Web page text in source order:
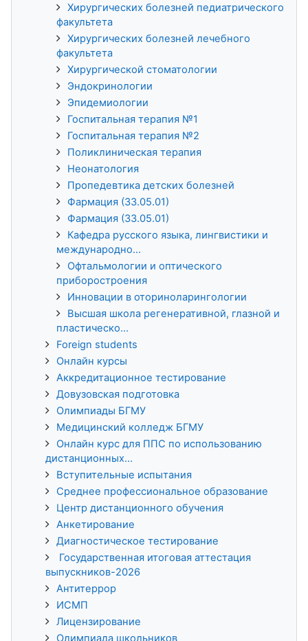
Хирургических болезней педиатрического
факультета
Хирургических болезней лечебного
факультета
Хирургической стоматологии
Эндокринологии
Эпидемиологии
Госпитальная терапия №1
Госпитальная терапия №2
Поликлиническая терапия
Неонатология
Пропедевтика детских болезней
Фармация (33.05.01)
Фармация (33.05.01)
Кафедра русского языка, лингвистики и
международно...
Офтальмологии и оптического
приборостроения
Инновации в оториноларингологии
Высшая школа регенеративной, глазной и
пластическо...
Foreign students
Онлайн курсы
Аккредитационное тестирование
Довузовская подготовка
Олимпиады БГМУ
Медицинский колледж БГМУ
Онлайн курс для ППС по использованию
дистанционных...
Вступительные испытания
Среднее профессиональное образование
Центр дистанционного обучения
Анкетирование
Диагностическое тестирование
Государственная итоговая аттестация
выпускников-2026
Антитеррор
ИСМП
Лицензирование
Олимпиада школьников